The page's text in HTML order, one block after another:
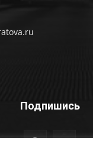
Подпишись